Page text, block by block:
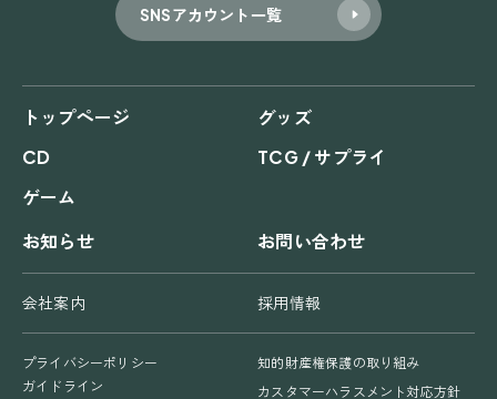
SNSアカウント一覧
トップページ
グッズ
CD
TCG / サプライ
ゲーム
お知らせ
お問い合わせ
会社案内 採用情報
プライバシーポリシー
知的財産権保護の取り組み
ガイドライン
カスタマーハラスメント対応方針